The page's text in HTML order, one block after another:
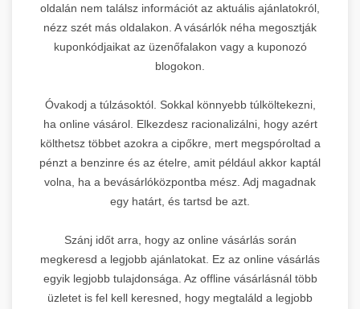
oldalán nem találsz információt az aktuális ajánlatokról,
nézz szét más oldalakon. A vásárlók néha megosztják
kuponkódjaikat az üzenőfalakon vagy a kuponozó
blogokon.
Óvakodj a túlzásoktól. Sokkal könnyebb túlköltekezni,
ha online vásárol. Elkezdesz racionalizálni, hogy azért
költhetsz többet azokra a cipőkre, mert megspóroltad a
pénzt a benzinre és az ételre, amit például akkor kaptál
volna, ha a bevásárlóközpontba mész. Adj magadnak
egy határt, és tartsd be azt.
Szánj időt arra, hogy az online vásárlás során
megkeresd a legjobb ajánlatokat. Ez az online vásárlás
egyik legjobb tulajdonsága. Az offline vásárlásnál több
üzletet is fel kell keresned, hogy megtaláld a legjobb